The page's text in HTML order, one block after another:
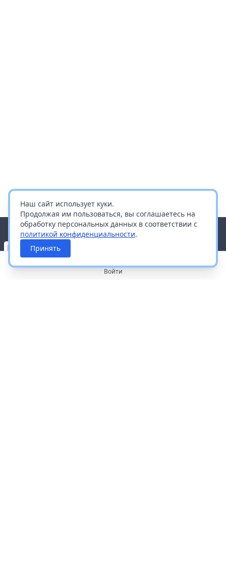
Наш сайт использует куки.
Продолжая им пользоваться, вы соглашаетесь на
обработку персональных данных в соответствии с
политикой конфиденциальности.
Принять
Войти